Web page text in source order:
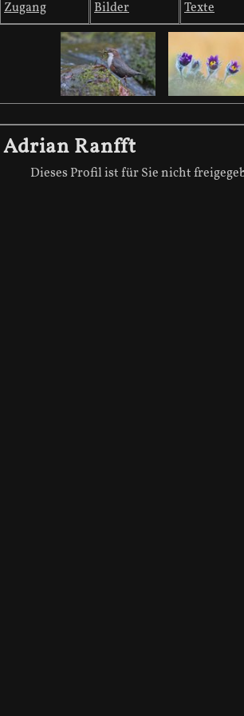
Zugang Bilder Texte
Adrian Ranfft
Dieses Profil ist für Sie nicht